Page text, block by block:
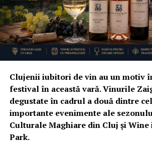
Clujenii iubitori de vin au un motiv
festival în această vară. Vinurile
degustate în cadrul a două dintre
importante evenimente ale
Culturale Maghiare din Cluj și Wine
Park.